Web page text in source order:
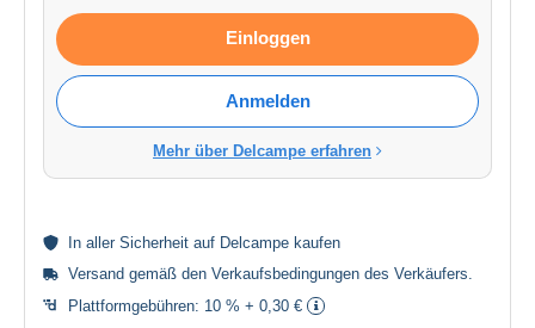
Einloggen
Anmelden
Mehr über Delcampe erfahren
In aller Sicherheit auf Delcampe kaufen
Versand gemäß den Verkaufsbedingungen des Verkäufers.
Plattformgebühren: 10 % + 0,30 €